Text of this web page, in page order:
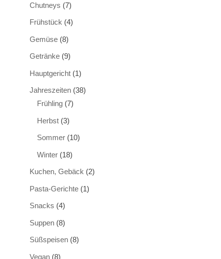
Chutneys (7)
Frühstück (4)
Gemüse(8)
Getränke(9)
Hauptgericht(1)
Jahreszeiten(38)
Frühling(7)
Herbst(3)
Sommer(10)
Winter(18)
Kuchen, Gebäck (2)
Pasta-Gerichte(1)
Snacks (4)
Suppen(8)
Süßspeisen(8)
Vegan(8)